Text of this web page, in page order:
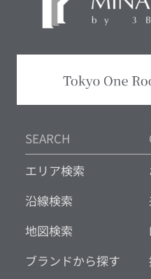
SEARCH
エリア検索
沿線検索
地図検索
ブランドから探す